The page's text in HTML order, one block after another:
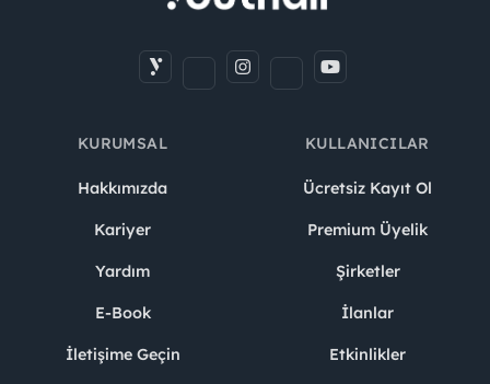
KURUMSAL
Hakkımızda
Kariyer
Yardım
E-Book
İletişime Geçin
KULLANICILAR
Ücretsiz Kayıt Ol
Premium Üyelik
Şirketler
İlanlar
Etkinlikler